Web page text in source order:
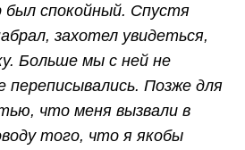
был спокойный. Спустя
захотел увидеться,
Больше мы с ней не
переписывались. Позже для
что меня вызвали в
того, что я якобы